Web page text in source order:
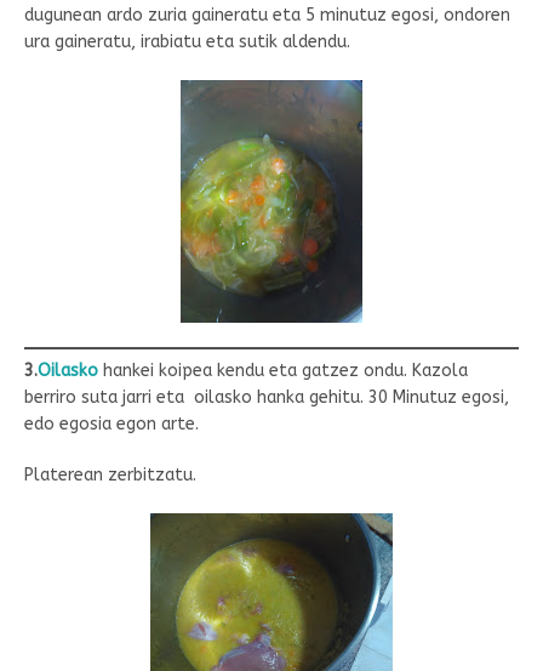
dugunean ardo zuria gaineratu eta 5 minutuz egosi, ondoren
ura gaineratu, irabiatu eta sutik aldendu.
3.Oilasko hankei koipea kendu eta gatzez ondu. Kazola
berriro suta jarri eta oilasko hanka gehitu. 30 Minutuz egosi,
edo egosia egon arte.
Platerean zerbitzatu.